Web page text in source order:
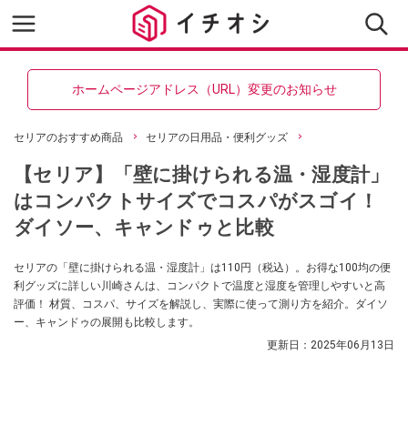
ホームページアドレス（URL）変更のお知らせ
セリアのおすすめ商品 セリアの日用品・便利グッズ
【セリア】「壁に掛けられる温・湿度計」
はコンパクトサイズでコスパがスゴイ！
ダイソー、キャンドゥと比較
セリアの「壁に掛けられる温・湿度計」は110円（税込）。お得な100均の便
利グッズに詳しい川崎さんは、コンパクトで温度と湿度を管理しやすいと高
評価！ 材質、コスパ、サイズを解説し、実際に使って測り方を紹介。ダイソ
ー、キャンドゥの展開も比較します。
更新日： 2025年06月13日